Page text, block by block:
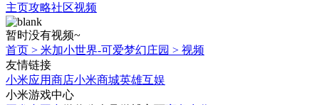
主页攻略社区视频
暂时没有视频~
首页 > 米加小世界-可爱梦幻庄园 > 视频
友情链接
小米应用商店小米商城英雄互娱
小米游戏中心